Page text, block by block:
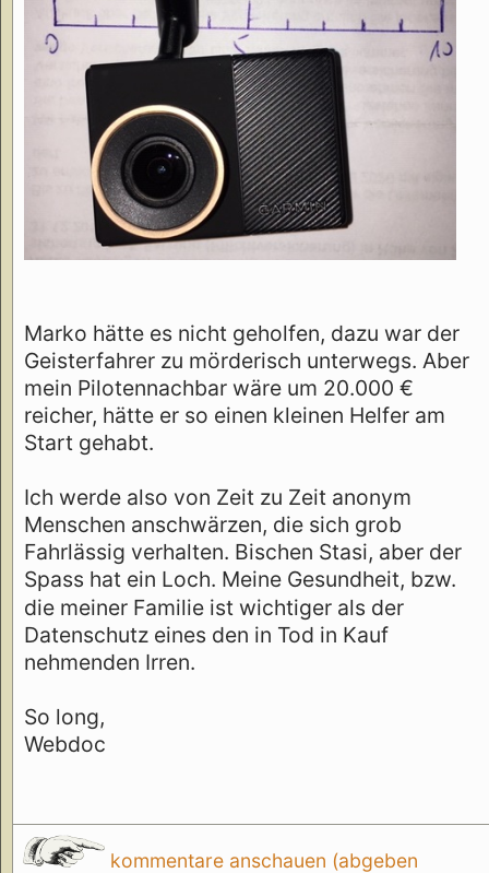
Marko hätte es nicht geholfen, dazu war der
Geisterfahrer zu mörderisch unterwegs. Aber
mein Pilotennachbar wäre um 20.000 €
reicher, hätte er so einen kleinen Helfer am
Start gehabt.
Ich werde also von Zeit zu Zeit anonym
Menschen anschwärzen, die sich grob
Fahrlässig verhalten. Bischen Stasi, aber der
Spass hat ein Loch. Meine Gesundheit, bzw.
die meiner Familie ist wichtiger als der
Datenschutz eines den in Tod in Kauf
nehmenden Irren.
So long,
Webdoc
kommentare anschauen (abgeben